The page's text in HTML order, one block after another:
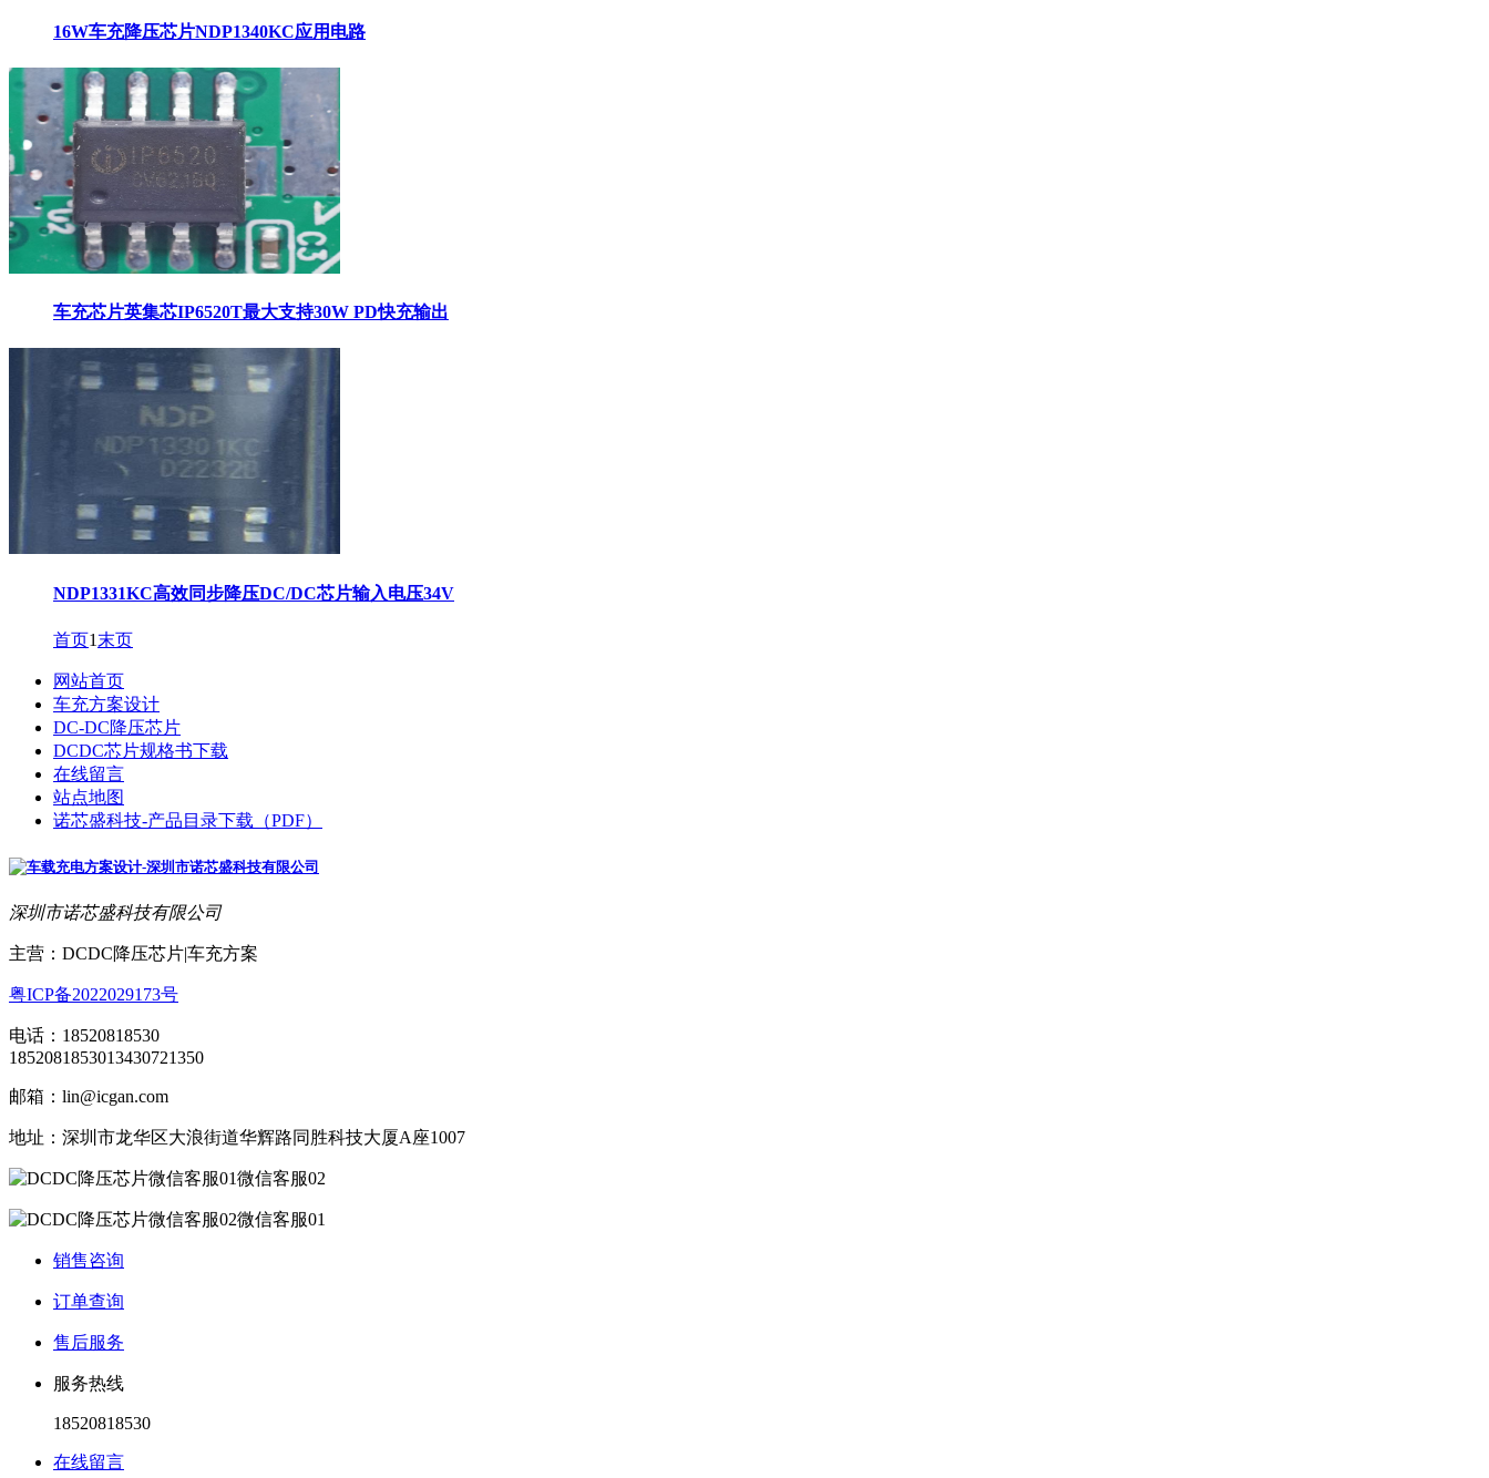
16W车充降压芯片NDP1340KC应用电路
车充芯片英集芯IP6520T最大支持30W PD快充输出
NDP1331KC高效同步降压DC/DC芯片输入电压34V
首页1 末页
网站首页
车充方案设计
DC-DC降压芯片
DCDC芯片规格书下载
在线留言
站点地图
诺芯盛科技-产品目录下载（PDF）
深圳市诺芯盛科技有限公司
主营：DCDC降压芯片|车充方案
粤ICP备2022029173号
电话：18520818530
1852081853013430721350
邮箱：lin@icgan.com
地址：深圳市龙华区大浪街道华辉路同胜科技大厦A座1007
微信客服02
微信客服01
销售咨询
订单查询
售后服务
服务热线
18520818530
在线留言